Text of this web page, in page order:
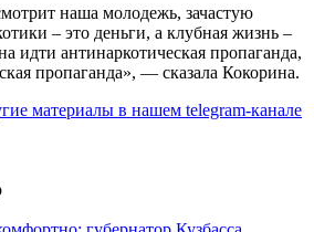
наша молодежь, зачастую
– это деньги, а клубная жизнь –
идти антинаркотическая пропаганда,
пропаганда», — сказала Кокорина.
материалы в нашем telegram-канале